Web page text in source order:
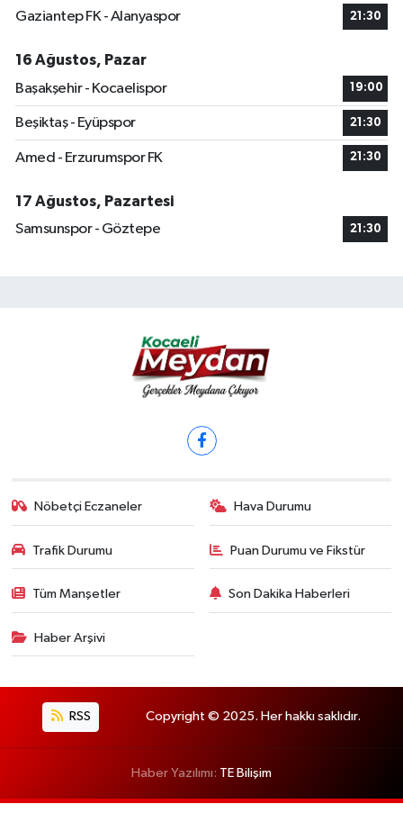
Gaziantep FK - Alanyaspor 21:30
16 Ağustos, Pazar
Başakşehir - Kocaelispor
19:00
Beşiktaş - Eyüpspor 21:30
Amed - Erzurumspor FK 21:30
17 Ağustos, Pazartesi
Samsunspor - Göztepe
21:30
Nöbetçi Eczaneler Hava Durumu
Trafik Durumu Puan Durumu ve Fikstür
Tüm Manşetler Son Dakika Haberleri
Haber Arşivi
RSS Copyright © 2025. Her hakkı saklıdır.
Haber Yazılımı: TE Bilişim